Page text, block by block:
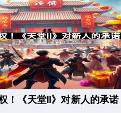
！《天堂II》对新人的承诺